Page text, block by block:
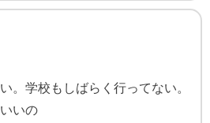
。学校もしばらく行ってない。
いの